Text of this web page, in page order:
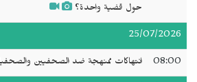
حول قضية واحدة؟
25/07/2026
08:00 انتهاكات ممنهجة ضد الصحفيين